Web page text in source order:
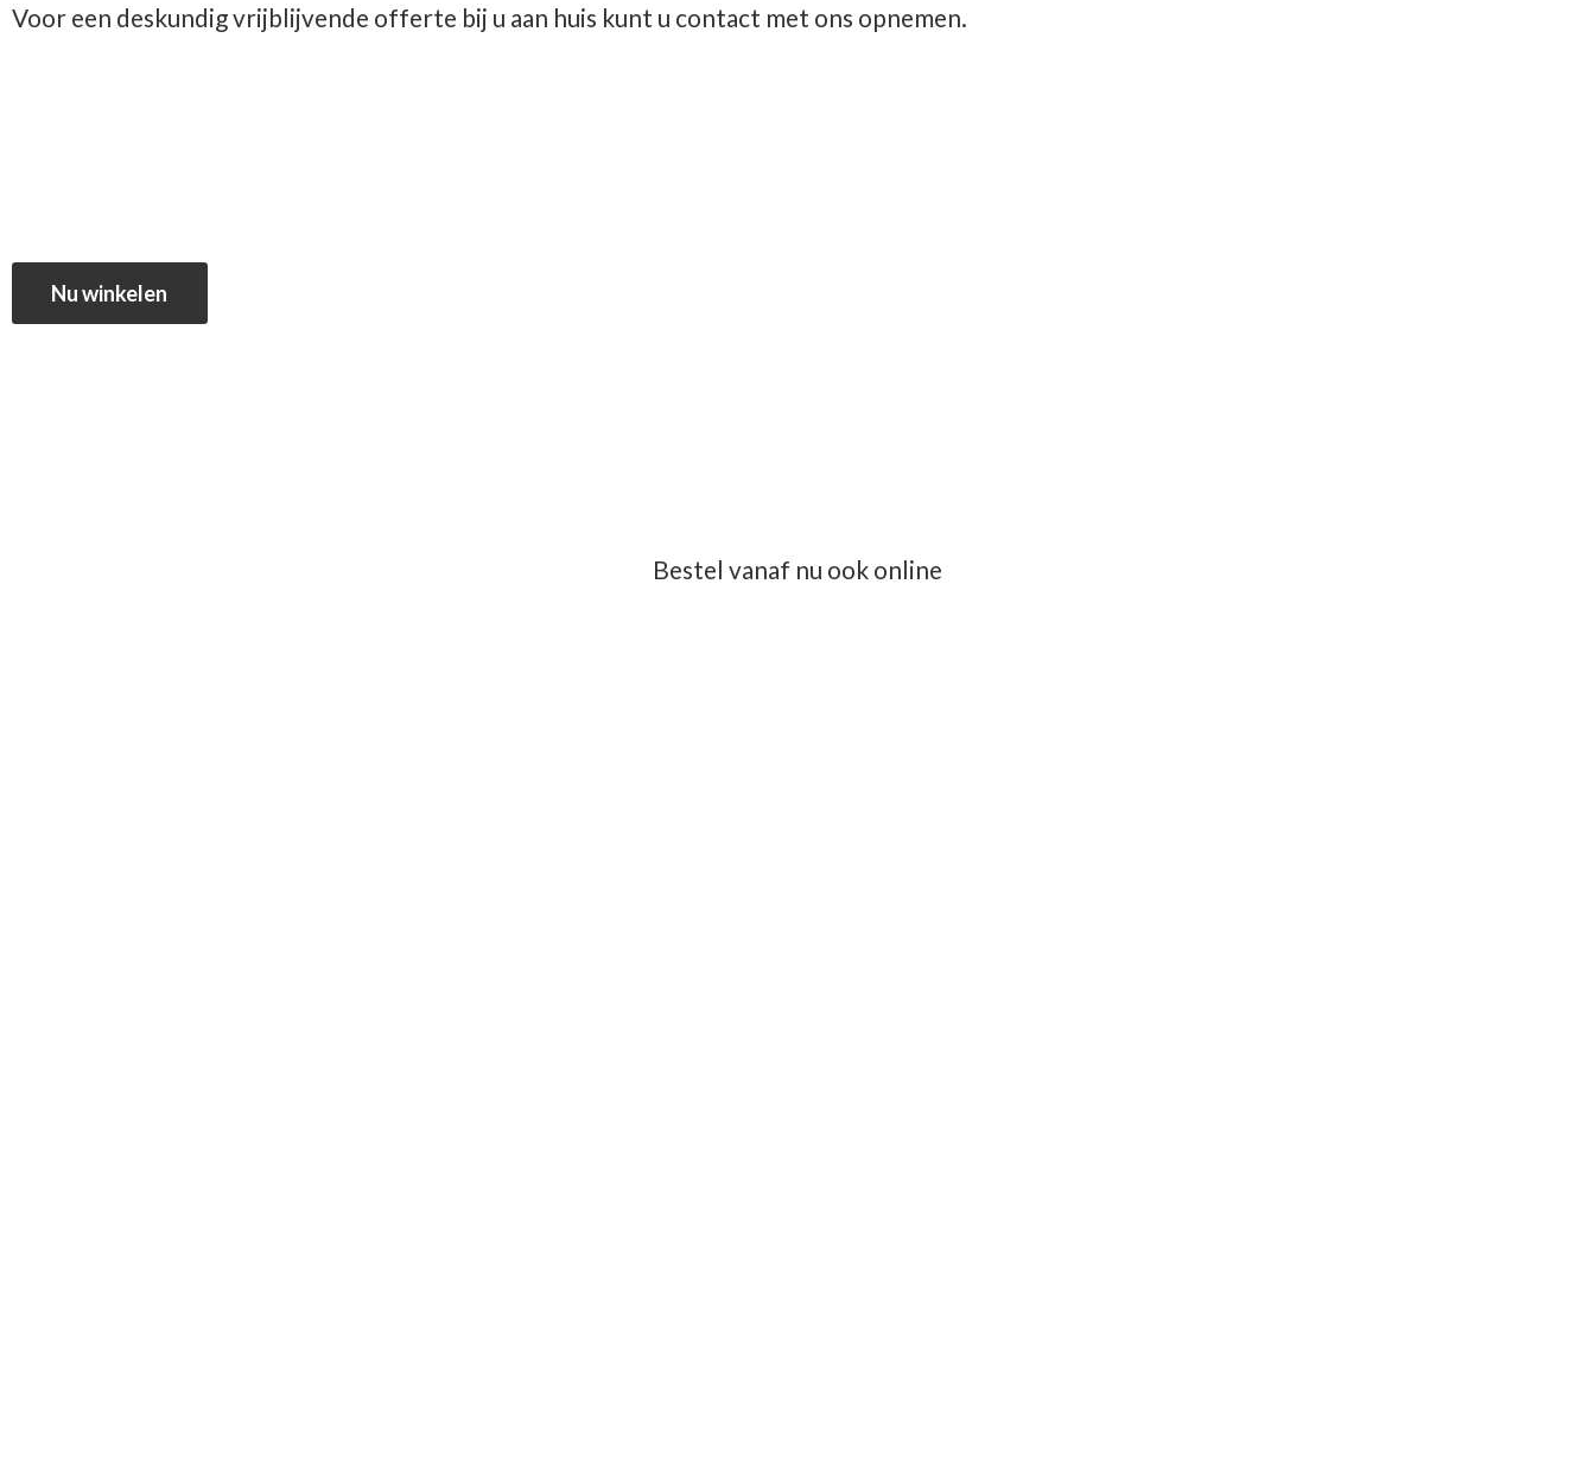
Voor een deskundig vrijblijvende offerte bij u aan huis kunt u contact met ons opnemen.
Nu winkelen
Bestel vanaf nu ook online